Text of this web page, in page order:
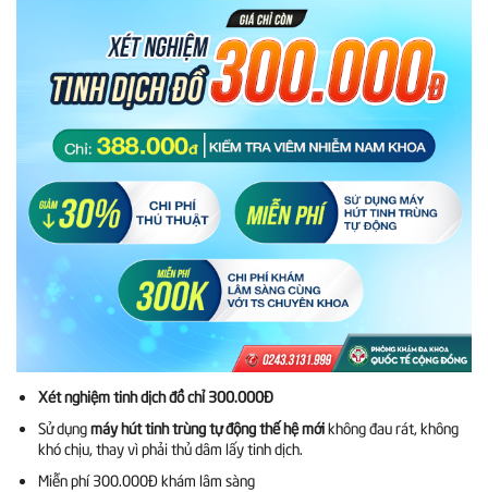
Xét nghiệm tinh dịch đồ chỉ 300.000Đ
Sử dụngmáy hút tinh trùng tự động thế hệ mớikhông đau rát, không
khó chịu, thay vì phải thủ dâm lấy tinh dịch.
Miễn phí 300.000Đ khám lâm sàng